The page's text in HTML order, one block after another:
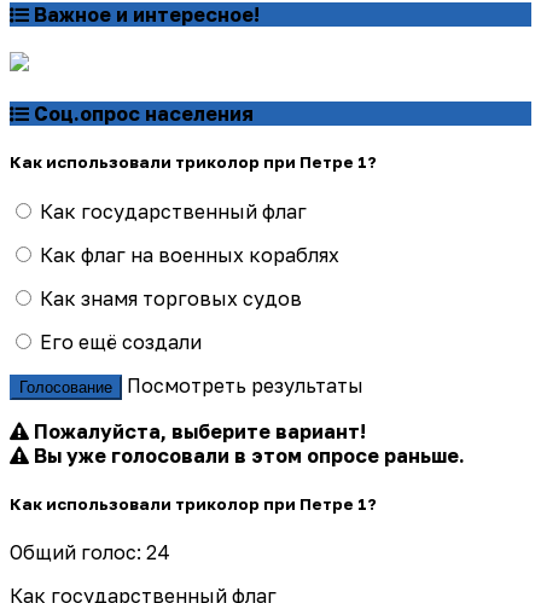
Важное и интересное!
Соц.опрос населения
Как использовали триколор при Петре 1?
Как государственный флаг
Как флаг на военных кораблях
Как знамя торговых судов
Его ещё создали
Голосование
Посмотреть результаты
Пожалуйста, выберите вариант!
Вы уже голосовали в этом опросе раньше.
Как использовали триколор при Петре 1?
Общий голос: 24
Как государственный флаг